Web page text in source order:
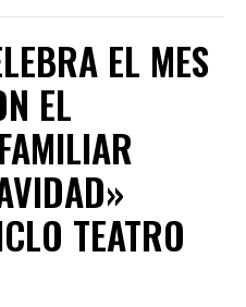
EL MES
EL
TEATRO